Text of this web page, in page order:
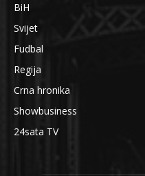
BiH
Svijet
Fudbal
Regija
Crna hronika
Showbusiness
24sata TV